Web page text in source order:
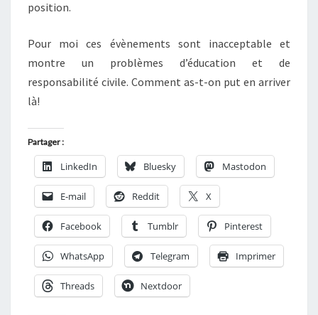
position.
Pour moi ces évènements sont inacceptable et
montre un problèmes d’éducation et de
responsabilité civile. Comment as-t-on put en arriver
là!
Partager :
LinkedIn Bluesky Mastodon
E-mail Reddit X
Facebook Tumblr Pinterest
WhatsApp Telegram Imprimer
Threads Nextdoor